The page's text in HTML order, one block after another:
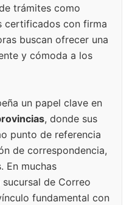
trámites como
certificados con firma
buscan ofrecer una
y cómoda a los
un papel clave en
, donde sus
punto de referencia
de correspondencia,
En muchas
de Correo
fundamental con